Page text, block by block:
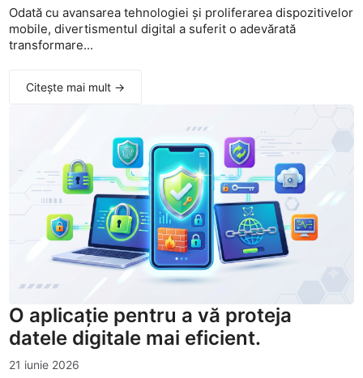
Odată cu avansarea tehnologiei și proliferarea dispozitivelor
mobile, divertismentul digital a suferit o adevărată
transformare...
Citește mai mult →
O aplicație pentru a vă proteja
datele digitale mai eficient.
21 iunie 2026